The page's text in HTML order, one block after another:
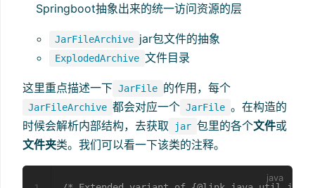
Springboot抽象出来的统一访问资源的层
JarFileArchive jar包文件的抽象
ExplodedArchive 文件目录
这里重点描述一下 JarFile 的作用，每个
JarFileArchive 都会对应一个 JarFile 。在构造的
时候会解析内部结构，去获取
jar 包里的各个文件或
文件夹类。我们可以看一下该类的注释。